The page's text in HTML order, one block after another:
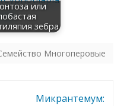
или
зебра
Многоперовые
Микрантемум: